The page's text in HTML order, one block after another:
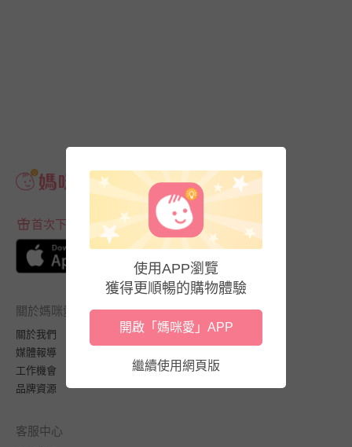
首次下載APP送$100折價券
關於媽咪愛
關於我們
媒體報導
工作機會
品牌資源
客服中心
使用APP瀏覽
獲得更順暢的購物體驗
開啟「媽咪愛」APP
繼續使用網頁版